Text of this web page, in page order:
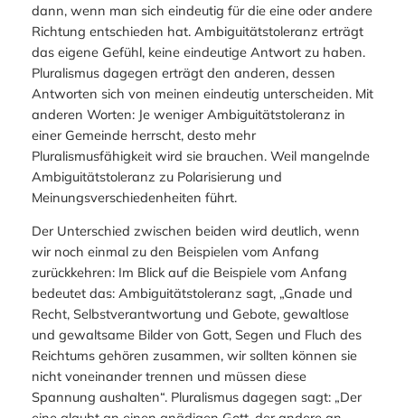
dann, wenn man sich eindeutig für die eine oder andere
Richtung entschieden hat. Ambiguitätstoleranz erträgt
das eigene Gefühl, keine eindeutige Antwort zu haben.
Pluralismus dagegen erträgt den anderen, dessen
Antworten sich von meinen eindeutig unterscheiden. Mit
anderen Worten: Je weniger Ambiguitätstoleranz in
einer Gemeinde herrscht, desto mehr
Pluralismusfähigkeit wird sie brauchen. Weil mangelnde
Ambiguitätstoleranz zu Polarisierung und
Meinungsverschiedenheiten führt.
Der Unterschied zwischen beiden wird deutlich, wenn
wir noch einmal zu den Beispielen vom Anfang
zurückkehren: Im Blick auf die Beispiele vom Anfang
bedeutet das: Ambiguitätstoleranz sagt, „Gnade und
Recht, Selbstverantwortung und Gebote, gewaltlose
und gewaltsame Bilder von Gott, Segen und Fluch des
Reichtums gehören zusammen, wir sollten können sie
nicht voneinander trennen und müssen diese
Spannung aushalten“. Pluralismus dagegen sagt: „Der